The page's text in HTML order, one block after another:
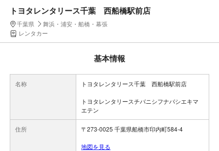
トヨタレンタリース千葉 西船橋駅前店
千葉県
舞浜・浦安・船橋・幕張
レンタカー
基本情報
名称 トヨタレンタリース千葉 西船橋駅前店
トヨタレンタリースチバニシフナバシエキマ
エテン
住所 〒273-0025 千葉県船橋市印内町584-4
地図を見る